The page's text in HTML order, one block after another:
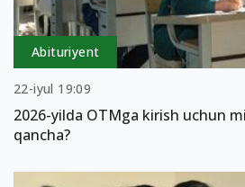
Abituriyent
22-iyul 19:09
2026-yilda OTMga kirish uchun
qancha?